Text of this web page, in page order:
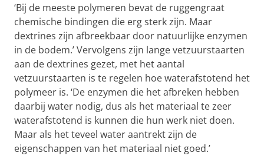
‘Bij de meeste polymeren bevat de ruggengraat
chemische bindingen die erg sterk zijn. Maar
dextrines zijn afbreekbaar door natuurlijke enzymen
in de bodem.’ Vervolgens zijn lange vetzuurstaarten
aan de dextrines gezet, met het aantal
vetzuurstaarten is te regelen hoe waterafstotend het
polymeer is. ‘De enzymen die het afbreken hebben
daarbij water nodig, dus als het materiaal te zeer
waterafstotend is kunnen die hun werk niet doen.
Maar als het teveel water aantrekt zijn de
eigenschappen van het materiaal niet goed.’